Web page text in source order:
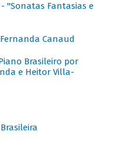
"Sonatas Fantasias e
Canaud
Brasileiro por
e Heitor Villa-